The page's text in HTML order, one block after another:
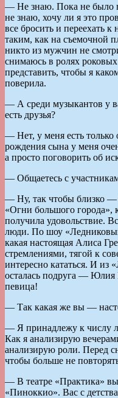
— Не знаю. Пока не было
не знаю, хочу ли я это
все бросить и переехать к
таким, как на съемочной
никто из мужчин не
снимаюсь в ролях
представить, чтобы я
поверила.
— А среди музыкантов у
есть друзья?
— Нет, у меня есть
рождения сына у меня
а просто поговорить об
— Общаетесь с
— Ну, так чтобы близко —
«Огни большого города»,
получила удовольствие.
люди. По шоу
какая настоящая Алиса
стремлениями, тягой к
интересно кататься. И из
осталась подруга — Юлия
певица!
— Так какая же вы —
— Я принадлежу к числу
Как я анализирую
анализирую роли. Перед
чтобы больше не
— В театре «Практика» вы
«Пиноккио». Вас с